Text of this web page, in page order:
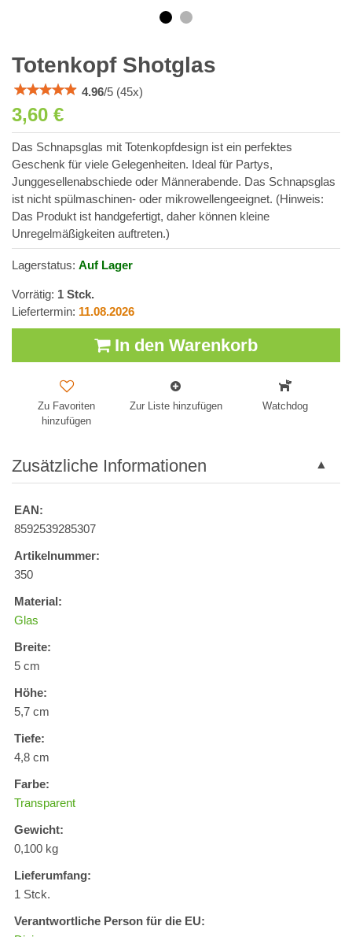
Totenkopf Shotglas
4.96/5 (45x)
3,60 €
Das Schnapsglas mit Totenkopfdesign ist ein perfektes
Geschenk für viele Gelegenheiten. Ideal für Partys,
Junggesellenabschiede oder Männerabende. Das Schnapsglas
ist nicht spülmaschinen- oder mikrowellengeeignet. (Hinweis:
Das Produkt ist handgefertigt, daher können kleine
Unregelmäßigkeiten auftreten.)
Lagerstatus: Auf Lager
Vorrätig: 1 Stck.
Liefertermin: 11.08.2026
In den Warenkorb
Zu Favoriten
hinzufügen
Zur Liste hinzufügen Watchdog
Zusätzliche Informationen
EAN:
8592539285307
Artikelnummer:
350
Material:
Glas
Breite:
5 cm
Höhe:
5,7 cm
Tiefe:
4,8 cm
Farbe:
Transparent
Gewicht:
0,100 kg
Lieferumfang:
1 Stck.
Verantwortliche Person für die EU: